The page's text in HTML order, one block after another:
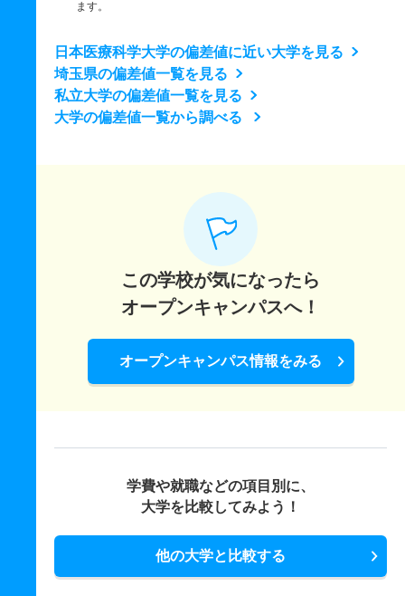
ます。
日本医療科学大学の偏差値に近い大学を見る
埼玉県の偏差値一覧を見る
私立大学の偏差値一覧を見る
大学の偏差値一覧から調べる
この学校が気になったら
オープンキャンパスへ！
オープンキャンパス情報をみる
学費や就職などの項目別に、
大学を比較してみよう！
他の大学と比較する